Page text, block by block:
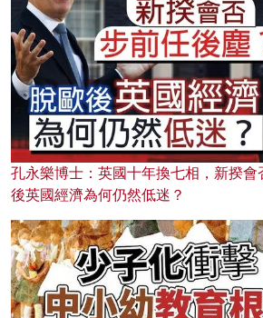
孔永樂博士：英國十年換七相，新揆會
後英國經濟為何仍然低迷？